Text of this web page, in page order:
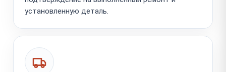
установленную деталь.